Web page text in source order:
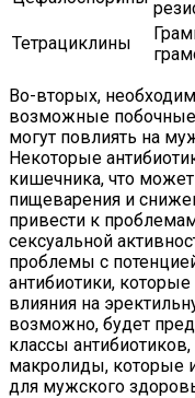
Тетрациклины
Во-вторых,
возможные
могут повлиять на
Некоторые
кишечника, что
пищеварения и
привести к
сексуальной
проблемы с
антибиотики,
влияния на
возможно, будет
классы
макролиды, которые
для мужского